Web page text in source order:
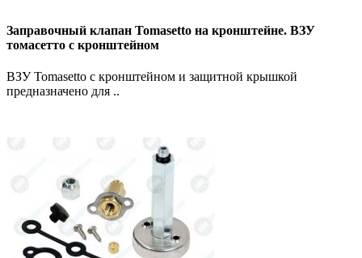
Заправочный клапан Tomasetto на кронштейне. ВЗУ
томасетто с кронштейном
ВЗУ Tomasetto с кронштейном и защитной крышкой
предназначено для ..